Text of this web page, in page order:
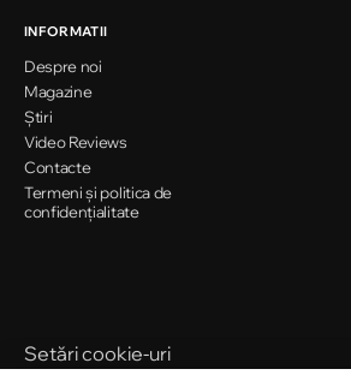
Chișinău
INFORMATII
Despre noi
Magazine
Știri
Video Reviews
Contacte
Termeni și politica de
confidențialitate
Setări cookie-uri